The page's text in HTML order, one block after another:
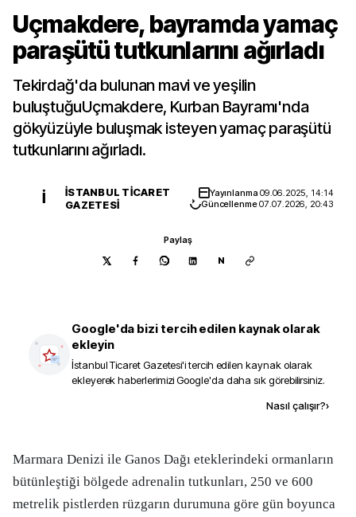
Uçmakdere, bayramda yamaç
paraşütü tutkunlarını ağırladı
Tekirdağ'da bulunan mavi ve yeşilin
buluştuğuUçmakdere, Kurban Bayramı'nda
gökyüzüyle buluşmak isteyen yamaç paraşütü
tutkunlarını ağırladı.
İ
İSTANBUL TICARET
GAZETESI
Yayınlanma09.06.2025, 14:14
Güncellenme07.07.2026, 20:43
Paylaş
N
Google'da bizi tercih edilen kaynak olarak
ekleyin
İstanbul Ticaret Gazetesi'i tercih edilen kaynak olarak
ekleyerek haberlerimizi Google'da daha sık görebilirsiniz.
Nasıl çalışır?›
Marmara Denizi ile Ganos Dağı eteklerindeki ormanların
bütünleştiği bölgede adrenalin tutkunları, 250 ve 600
metrelik pistlerden rüzgarın durumuna göre gün boyunca